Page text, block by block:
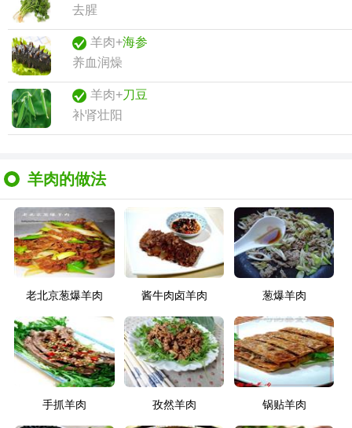
去腥
羊肉+海参
养血润燥
羊肉+刀豆
补肾壮阳
羊肉的做法
老北京葱爆羊肉 酱牛肉卤羊肉 葱爆羊肉
手抓羊肉 孜然羊肉 锅贴羊肉